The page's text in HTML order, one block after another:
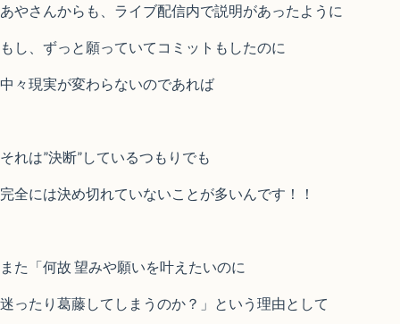
あやさんからも、ライブ配信内で説明があったように
もし、ずっと願っていてコミットもしたのに
中々現実が変わらないのであれば
それは”決断”しているつもりでも
完全には決め切れていないことが多いんです！！
また「何故 望みや願いを叶えたいのに
迷ったり葛藤してしまうのか？」という理由として